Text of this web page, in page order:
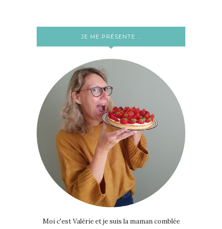
JE ME PRÉSENTE …
Moi c'est Valérie et je suis la maman comblée